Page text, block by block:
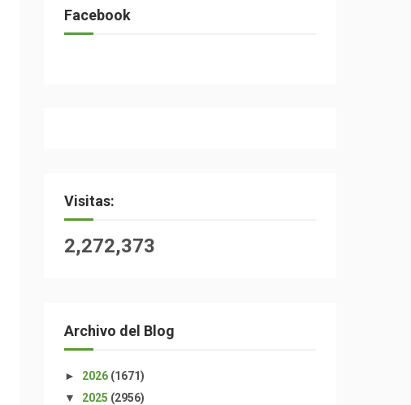
Facebook
Visitas:
2,272,373
Archivo del Blog
► 2026 (1671)
▼ 2025 (2956)